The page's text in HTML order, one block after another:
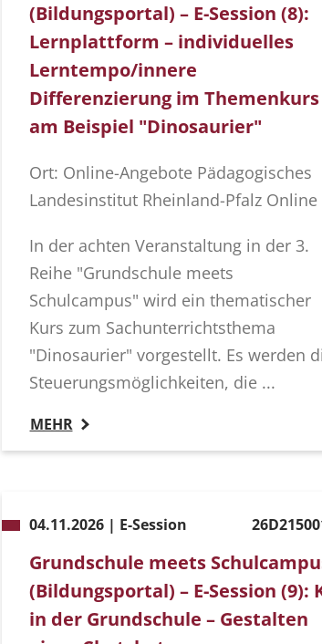
(Bildungsportal) – E-Session (8):
Lernplattform – individuelles
Lerntempo/innere
Differenzierung im Themenkurs
am Beispiel "Dinosaurier"
Ort: Online-Angebote Pädagogisches
Landesinstitut Rheinland-Pfalz Online
In der achten Veranstaltung in der 3.
Reihe "Grundschule meets
Schulcampus" wird ein thematischer
Kurs zum Sachunterrichtsthema
"Dinosaurier" vorgestellt. Es werden
Steuerungsmöglichkeiten, die ...
MEHR
04.11.2026 | E-Session
Grundschule meets
(Bildungsportal) – E-Session (9):
in der Grundschule – Gestalten